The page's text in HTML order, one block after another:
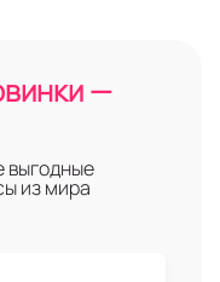
—
выгодные
из мира